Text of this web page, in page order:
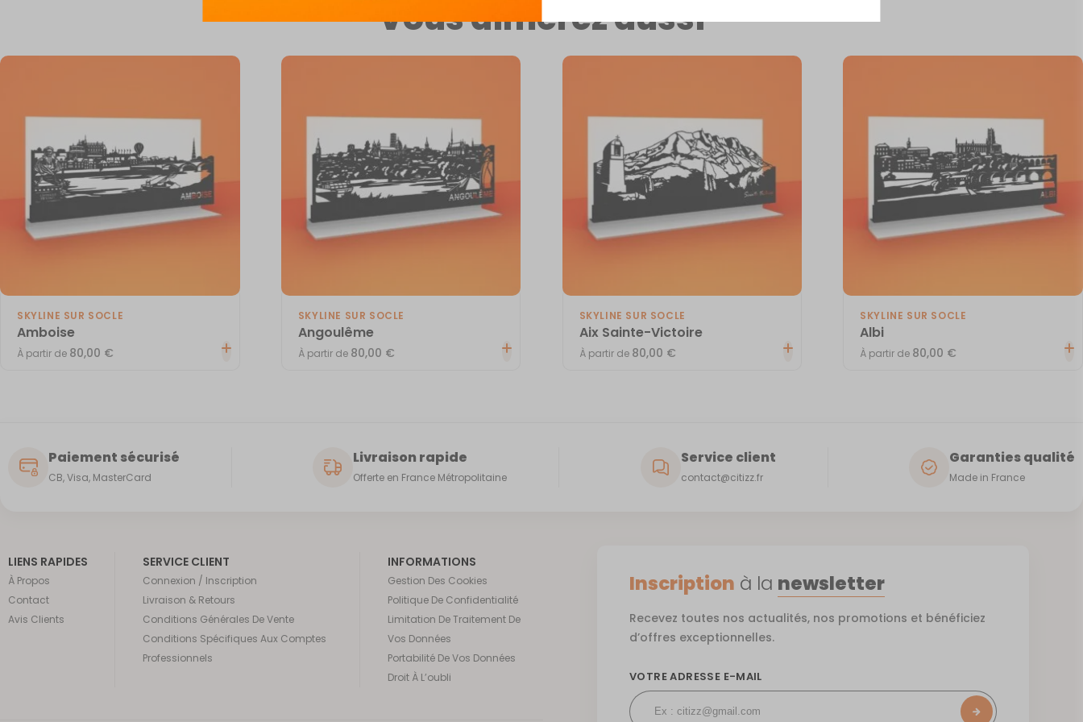
Vous aimerez aussi
SKYLINE SUR SOCLE
Amboise
À partir de 80,00 €
SKYLINE SUR SOCLE
Angoulême
À partir de 80,00 €
SKYLINE SUR SOCLE
Aix Sainte-Victoire
À partir de 80,00 €
SKYLINE SUR SOCLE
Albi
À partir de 80,00 €
Paiement sécurisé
CB, Visa, MasterCard
Livraison rapide
Offerte en France Métropolitaine
Service client
contact@citizz.fr
Garanties qualité
Made in France
LIENS RAPIDES
À Propos
Contact
Avis Clients
SERVICE CLIENT
Connexion / Inscription
Livraison & Retours
Conditions Générales De Vente
Conditions Spécifiques Aux Comptes
Professionnels
INFORMATIONS
Gestion Des Cookies
Politique De Confidentialité
Limitation De Traitement De
Vos Données
Portabilité De Vos Données
Droit À L’oubli
Inscription à la newsletter
Recevez toutes nos actualités, nos promotions et bénéficiez
d’offres exceptionnelles.
VOTRE ADRESSE E-MAIL